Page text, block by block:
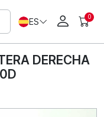
ES 0
DERECHA